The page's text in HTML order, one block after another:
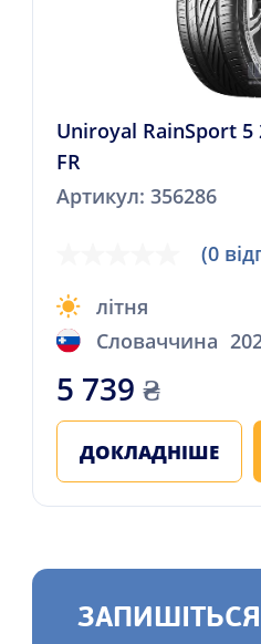
Uniroyal RainSport 5
FR
Артикул: 356286
(0
літня
Словаччина
5 739 ₴
ДОКЛАДНІШЕ